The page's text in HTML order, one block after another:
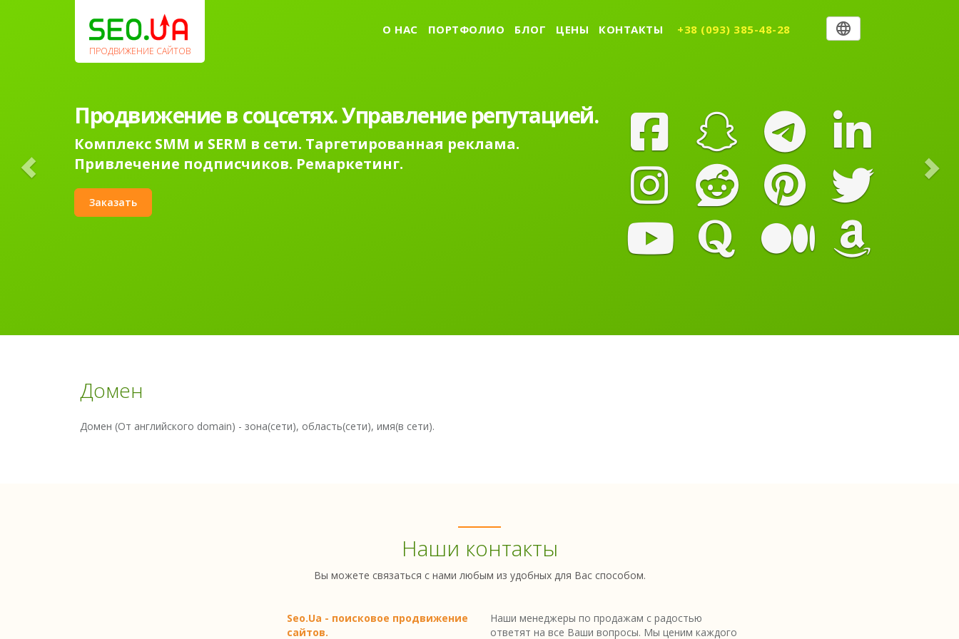
ПРОДВИЖЕНИЕ САЙТОВ
О НАС ПОРТФОЛИО БЛОГ ЦЕНЫ КОНТАКТЫ +38 (093) 385-48-28
Продвижение в соцсетях. Управление репутацией.
Комплекс SMM и SERM в сети. Таргетированная реклама.
Привлечение подписчиков. Ремаркетинг.
Заказать
Домен
Домен (От английского domain) - зона(сети), область(сети), имя(в сети).
Наши контакты
Вы можете связаться с нами любым из удобных для Вас способом.
Seo.Ua - поисковое продвижение
сайтов.
Наши менеджеры по продажам с радостью
ответят на все Ваши вопросы. Мы ценим каждого